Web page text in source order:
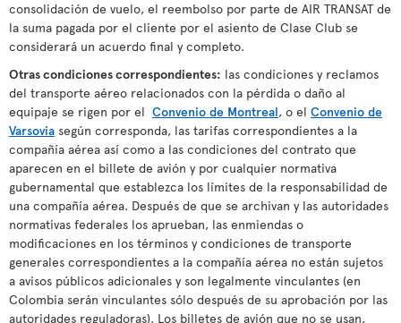
consolidación de vuelo, el reembolso por parte de AIR TRANSAT de
la suma pagada por el cliente por el asiento de Clase Club se
considerará un acuerdo final y completo.
Otras condiciones correspondientes: las condiciones y reclamos
del transporte aéreo relacionados con la pérdida o daño al
equipaje se rigen por el Convenio de Montreal, o el Convenio de
Varsovia según corresponda, las tarifas correspondientes a la
compañía aérea así como a las condiciones del contrato que
aparecen en el billete de avión y por cualquier normativa
gubernamental que establezca los límites de la responsabilidad de
una compañía aérea. Después de que se archivan y las autoridades
normativas federales los aprueban, las enmiendas o
modificaciones en los términos y condiciones de transporte
generales correspondientes a la compañía aérea no están sujetos
a avisos públicos adicionales y son legalmente vinculantes (en
Colombia serán vinculantes sólo después de su aprobación por las
autoridades reguladoras). Los billetes de avión que no se usan,